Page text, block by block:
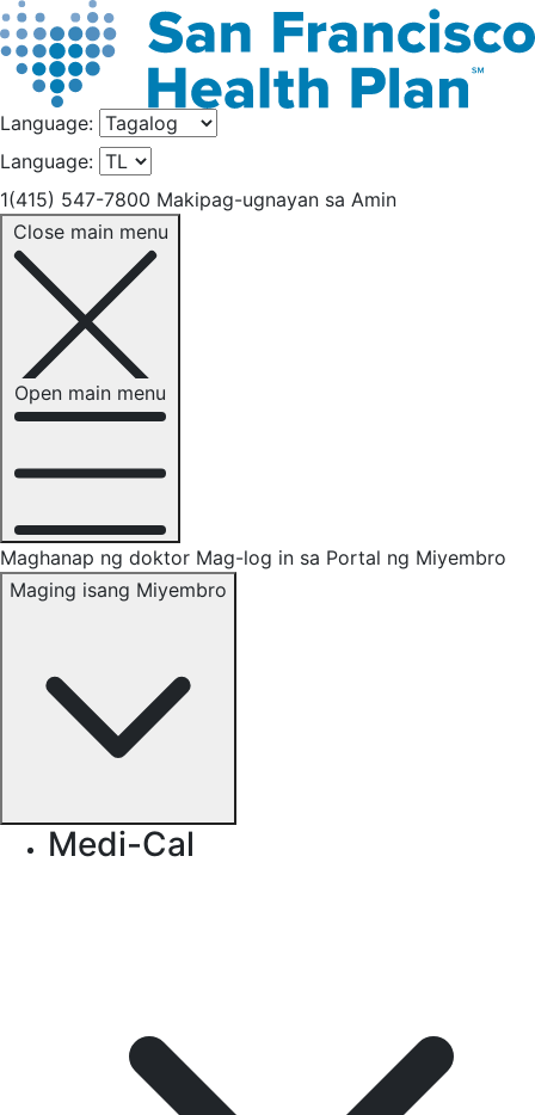
Language:
Language:
1(415) 547-7800 Makipag-ugnayan sa Amin
Close main menu
Open main menu
Maghanap ng doktor Mag-log in sa Portal ng Miyembro
Maging isang Miyembro
Medi-Cal